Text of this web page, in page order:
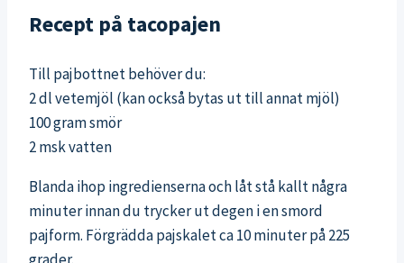
Recept på tacopajen
Till pajbottnet behöver du:
2 dl vetemjöl (kan också bytas ut till annat mjöl)
100 gram smör
2 msk vatten
Blanda ihop ingredienserna och låt stå kallt några
minuter innan du trycker ut degen i en smord
pajform. Förgrädda pajskalet ca 10 minuter på 225